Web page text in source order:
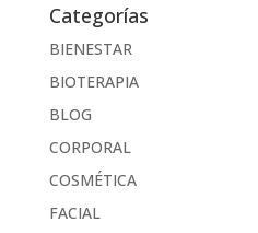
Categorías
BIENESTAR
BIOTERAPIA
BLOG
CORPORAL
COSMÉTICA
FACIAL